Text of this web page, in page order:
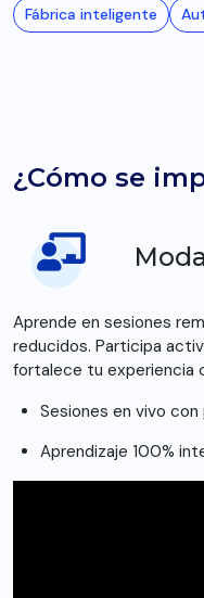
Fábrica inteligente
¿Cómo se
Aprende en sesiones
reducidos. Participa
fortalece tu experiencia
Sesiones en vivo
Aprendizaje 100%